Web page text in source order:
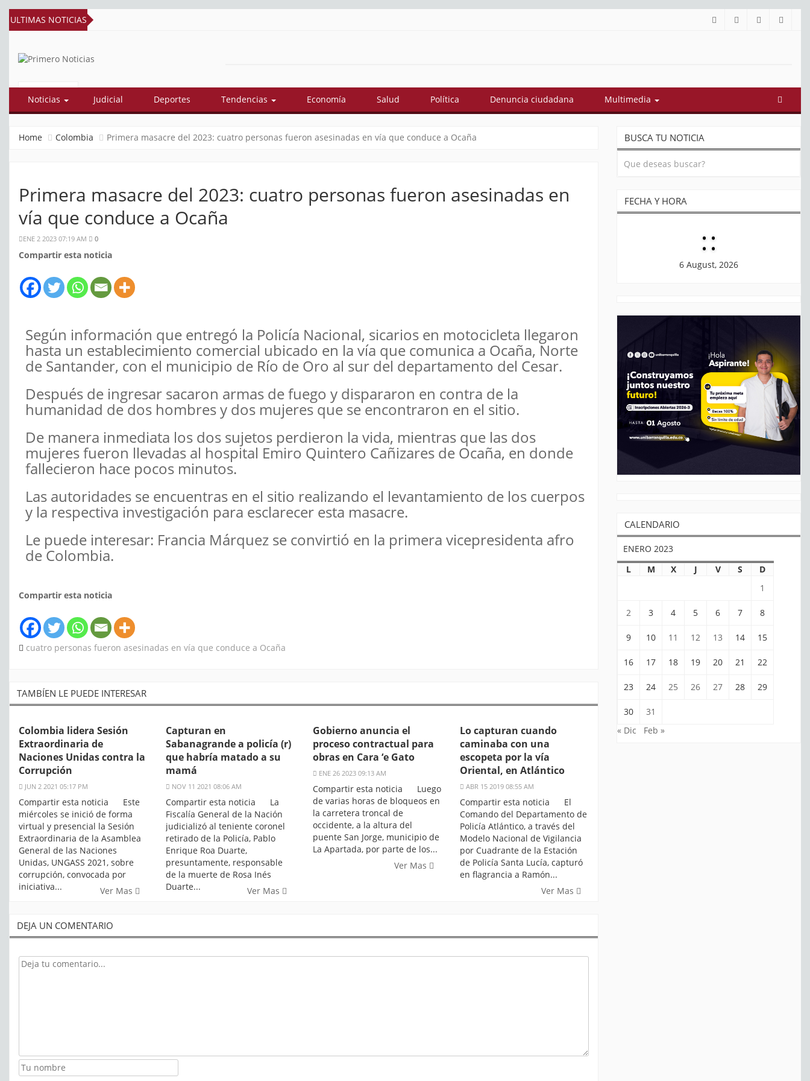
ULTIMAS NOTICIAS
NOTICIAS
Noticias Judicial Deportes Tendencias Economía Salud Política Denuncia ciudadana Multimedia
Home Colombia Primera masacre del 2023: cuatro personas fueron asesinadas en vía que conduce a Ocaña
Primera masacre del 2023: cuatro personas fueron asesinadas en
vía que conduce a Ocaña
ENE 2 2023 07:19 AM 0
Compartir esta noticia
Según información que entregó la Policía Nacional, sicarios en motocicleta llegaron
hasta un establecimiento comercial ubicado en la vía que comunica a Ocaña, Norte
de Santander, con el municipio de Río de Oro al sur del departamento del Cesar.
Después de ingresar sacaron armas de fuego y dispararon en contra de la
humanidad de dos hombres y dos mujeres que se encontraron en el sitio.
De manera inmediata los dos sujetos perdieron la vida, mientras que las dos
mujeres fueron llevadas al hospital Emiro Quintero Cañizares de Ocaña, en donde
fallecieron hace pocos minutos.
Las autoridades se encuentras en el sitio realizando el levantamiento de los cuerpos
y la respectiva investigación para esclarecer esta masacre.
Le puede interesar: Francia Márquez se convirtió en la primera vicepresidenta afro
de Colombia.
Compartir esta noticia
cuatro personas fueron asesinadas en vía que conduce a Ocaña
TAMBÍEN LE PUEDE INTERESAR
Colombia lidera Sesión
Extraordinaria de
Naciones Unidas contra la
Corrupción
JUN 2 2021 05:17 PM
Compartir esta noticia Este
miércoles se inició de forma
virtual y presencial la Sesión
Extraordinaria de la Asamblea
General de las Naciones
Unidas, UNGASS 2021, sobre
corrupción, convocada por
iniciativa...
Ver Mas
Capturan en
Sabanagrande a policía (r)
que habría matado a su
mamá
NOV 11 2021 08:06 AM
Compartir esta noticia La
Fiscalía General de la Nación
judicializó al teniente coronel
retirado de la Policía, Pablo
Enrique Roa Duarte,
presuntamente, responsable
de la muerte de Rosa Inés
Duarte...
Ver Mas
Gobierno anuncia el
proceso contractual para
obras en Cara ‘e Gato
ENE 26 2023 09:13 AM
Compartir esta noticia Luego
de varias horas de bloqueos en
la carretera troncal de
occidente, a la altura del
puente San Jorge, municipio de
La Apartada, por parte de los...
Ver Mas
Lo capturan cuando
caminaba con una
escopeta por la vía
Oriental, en Atlántico
ABR 15 2019 08:55 AM
Compartir esta noticia El
Comando del Departamento de
Policía Atlántico, a través del
Modelo Nacional de Vigilancia
por Cuadrante de la Estación
de Policía Santa Lucía, capturó
en flagrancia a Ramón...
Ver Mas
DEJA UN COMENTARIO
BUSCA TU NOTICIA
FECHA Y HORA
::
6 August, 2026
CALENDARIO
ENERO 2023
L
M X J V S
D
1
2 3 4 5 6 7 8
9 10 11 12 13 14 15
16 17 18 19 20 21 22
23 24 25 26 27 28 29
30
31
« Dic
Feb »